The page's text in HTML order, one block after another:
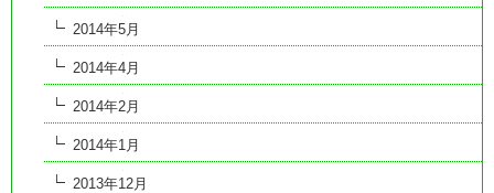
2014年5月
2014年4月
2014年2月
2014年1月
2013年12月